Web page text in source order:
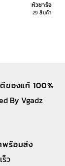
หัวชาร์จ
29 สินค้า
ของแท้ 100%
By Vgadz
ร้อมส่ง
ว